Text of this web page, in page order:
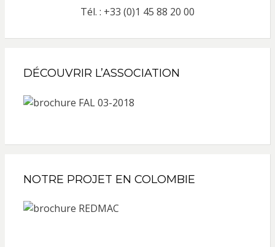
Tél. : +33 (0)1 45 88 20 00
DÉCOUVRIR L’ASSOCIATION
NOTRE PROJET EN COLOMBIE